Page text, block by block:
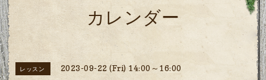
カレンダー
レッスン 2023-09-22 (Fri) 14:00～16:00